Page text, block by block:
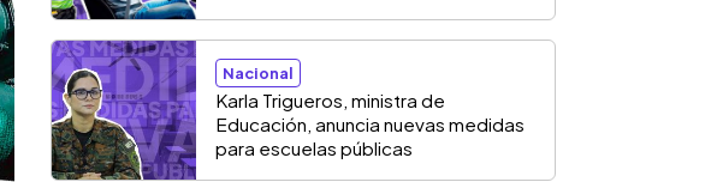
Nacional
Karla Trigueros, ministra de
Educación, anuncia nuevas medidas
para escuelas públicas